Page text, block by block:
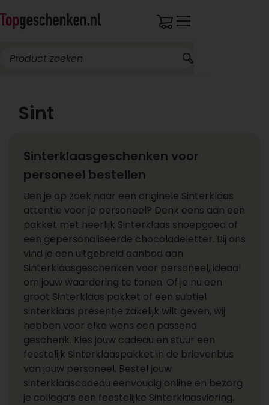
Sint
Sinterklaasgeschenken voor
personeel bestellen
Ben je op zoek naar een originele Sinterklaas
attentie voor je personeel? Denk eens aan een
pakket met heerlijk Sinterklaas snoepgoed of
een gepersonaliseerde chocoladeletter. Bij ons
vind je een uitgebreid aanbod aan
Sinterklaasgeschenken voor personeel, ideaal
om jouw waardering te tonen. Of je nu een
groot Sinterklaas pakket of een subtiel
sinterklaas presentje zakelijk wilt geven, wij
hebben voor elke wens een passend
geschenk. Kies jouw cadeau en stuur een
feestelijk Sinterklaaspakket in de brievenbus
van jouw personeel. Bestel jouw
sinterklaascadeau eenvoudig online en bezorg
je collega’s een feestelijke Sinterklaasviering.